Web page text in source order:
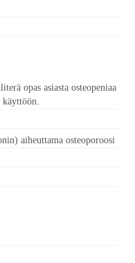
opas asiasta osteopeniaa
aiheuttama osteoporoosi